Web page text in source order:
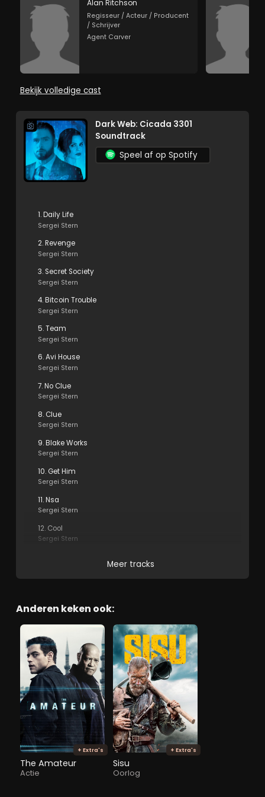
Alan Ritchson
Regisseur / Acteur / Producent
/ Schrijver
Agent Carver
Bekijk volledige cast
Dark Web: Cicada 3301
Soundtrack
Speel af op Spotify
1. Daily Life
Sergei Stern
2. Revenge
Sergei Stern
3. Secret Society
Sergei Stern
4. Bitcoin Trouble
Sergei Stern
5. Team
Sergei Stern
6. Avi House
Sergei Stern
7. No Clue
Sergei Stern
8. Clue
Sergei Stern
9. Blake Works
Sergei Stern
10. Get Him
Sergei Stern
11. Nsa
Sergei Stern
12. Cool
Sergei Stern
Meer tracks
Anderen keken ook:
+ Extra's
The Amateur
Actie
+ Extra's
Sisu
Oorlog